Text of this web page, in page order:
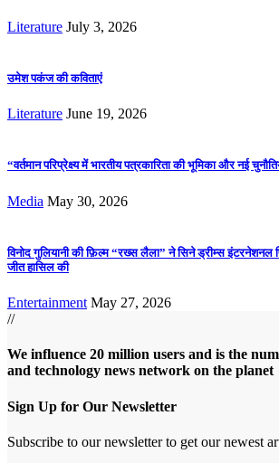
Literature July 3, 2026
उमेश पकंज की कविताएं
Literature June 19, 2026
“वर्तमान परिप्रेक्ष्य में भारतीय पत्रकारिता की भूमिका और नई
Media May 30, 2026
विनोद गुलियानी की फ़िल्म “रख्स लैला” ने सिने ड्रीम्स
जीत हासिल की
Entertainment May 27, 2026
//
We influence 20 million users and is the
and technology news network on the planet
Sign Up for Our Newsletter
Subscribe to our newsletter to get our newest